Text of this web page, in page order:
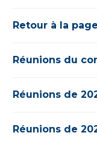
Retour à la
Réunions du
Réunions de
Réunions de